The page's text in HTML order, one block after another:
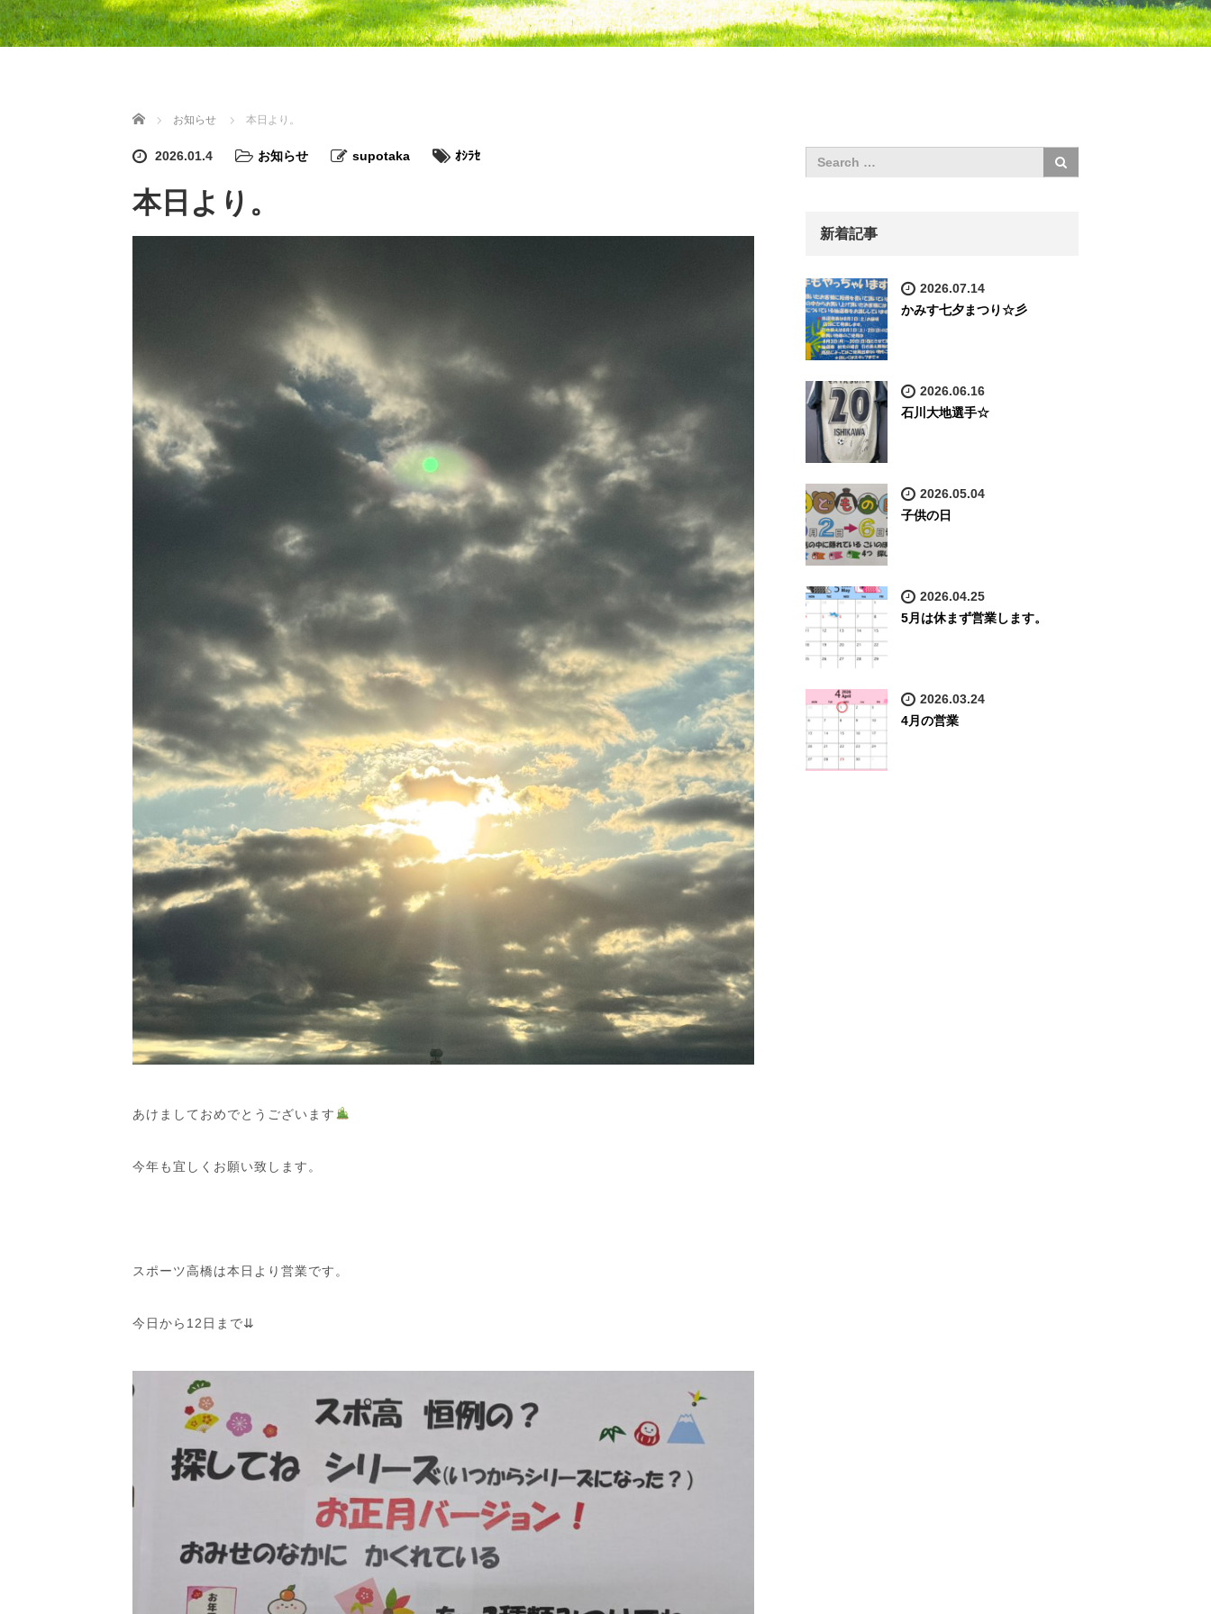
ホーム お知らせ 本日より。
2026.01.4 お知らせ supotaka ｵｼﾗｾ
本日より。
あけましておめでとうございます
今年も宜しくお願い致します。
スポーツ高橋は本日より営業です。
今日から12日まで⇊
新着記事
2026.07.14
かみす七夕まつり☆彡
2026.06.16
石川大地選手☆
2026.05.04
子供の日
2026.04.25
5月は休まず営業します。
2026.03.24
4月の営業